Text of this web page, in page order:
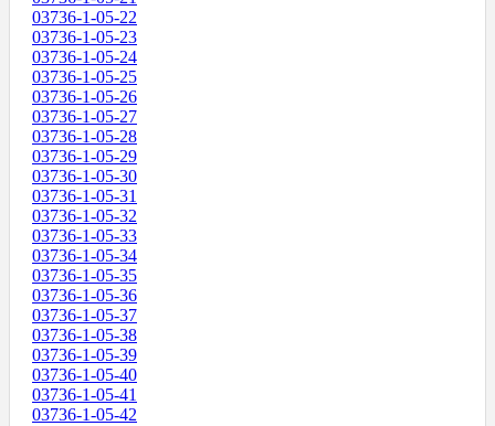
03736-1-05-22
03736-1-05-23
03736-1-05-24
03736-1-05-25
03736-1-05-26
03736-1-05-27
03736-1-05-28
03736-1-05-29
03736-1-05-30
03736-1-05-31
03736-1-05-32
03736-1-05-33
03736-1-05-34
03736-1-05-35
03736-1-05-36
03736-1-05-37
03736-1-05-38
03736-1-05-39
03736-1-05-40
03736-1-05-41
03736-1-05-42